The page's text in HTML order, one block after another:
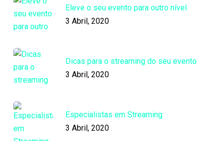
Eleve o seu evento para outro nível
3 Abril, 2020
Dicas para o streaming do seu evento
3 Abril, 2020
Especialistas em Streaming
3 Abril, 2020